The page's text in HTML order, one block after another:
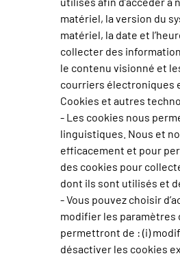
matériel, la version du
matériel, la date et
collecter des
le contenu visionné et
courriers électroniques
Cookies et autres
- Les cookies nous
linguistiques. Nous et
efficacement et pour
des cookies pour
dont ils sont utilisés et
- Vous pouvez choisir
modifier les paramètres
permettront de : (i)
désactiver les cookies